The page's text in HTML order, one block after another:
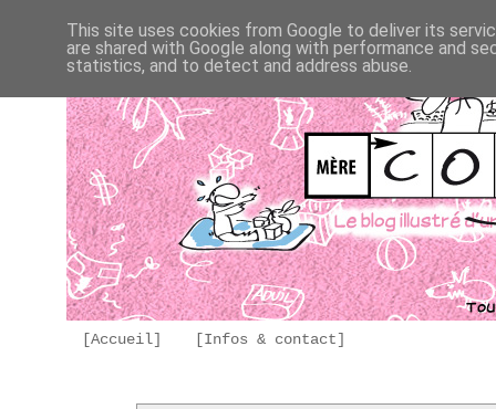
[Accueil] [Infos & contact]
This site uses cookies from Google to deliver its
are shared with Google along with performance and
statistics, and to detect and address abuse.